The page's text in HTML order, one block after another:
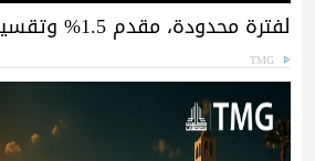
لفترة محدودة، مقدم 1.5% وتقسيط حتى 15 سنة
TMG